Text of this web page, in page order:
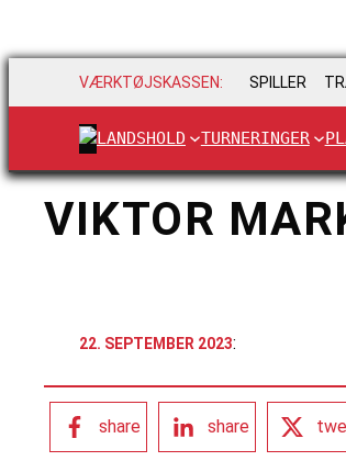
VÆRKTØJSKASSEN: SPILLER
LANDSHOLD TURNERINGER
VIKTOR
22. SEPTEMBER 2023:
share share